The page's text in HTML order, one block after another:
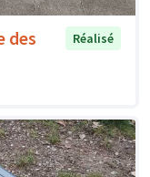
des
Réalisé